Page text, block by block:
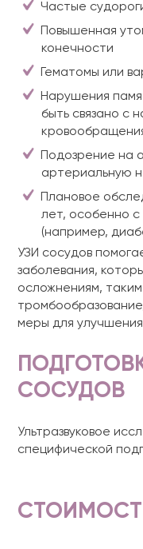
Частые
Повышенная
конечности
Гематомы или
Нарушения
быть связано с
Подозрение на
артериальную
Плановое
лет, особенно с
(например,
УЗИ сосудов
заболевания,
осложнениям,
меры для
СОСУДОВ
Ультразвуковое
специфической